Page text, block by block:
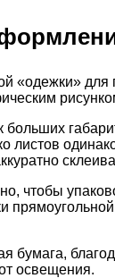
«одежки» для
больших
листов
чтобы
бумага,
освещения.